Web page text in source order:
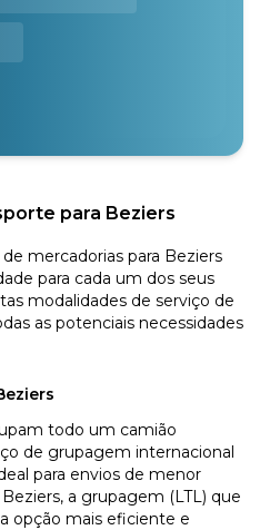
para Beziers
mercadorias para Beziers
para cada um dos seus
modalidades de serviço de
as potenciais necessidades
todo um camião
de grupagem internacional
para envios de menor
a grupagem (LTL) que
opção mais eficiente e